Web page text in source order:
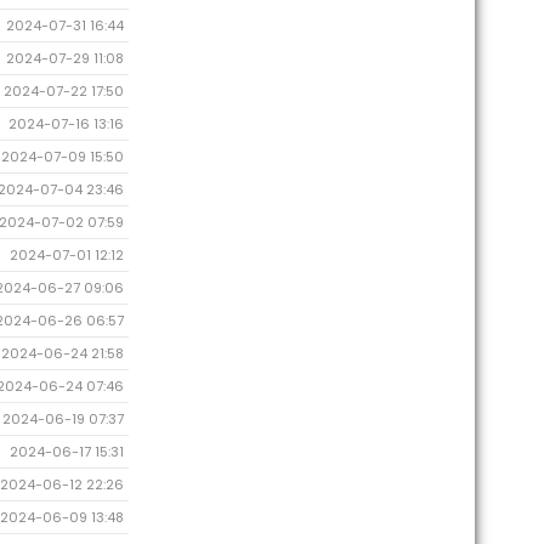
2024-07-31 16:44
2024-07-29 11:08
2024-07-22 17:50
2024-07-16 13:16
2024-07-09 15:50
07-04 23:46
2024-07-02 07:59
2024-07-01 12:12
06-27 09:06
06-26 06:57
2024-06-24 21:58
06-24 07:46
2024-06-19 07:37
2024-06-17 15:31
2024-06-12 22:26
2024-06-09 13:48